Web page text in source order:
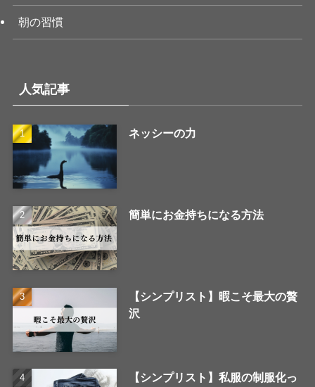
朝の習慣
人気記事
ネッシーの力
簡単にお金持ちになる方法
【シンプリスト】暇こそ最大の贅
沢
【シンプリスト】私服の制服化っ